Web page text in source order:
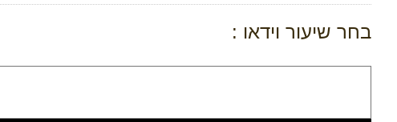
בחר שיעור וידאו :